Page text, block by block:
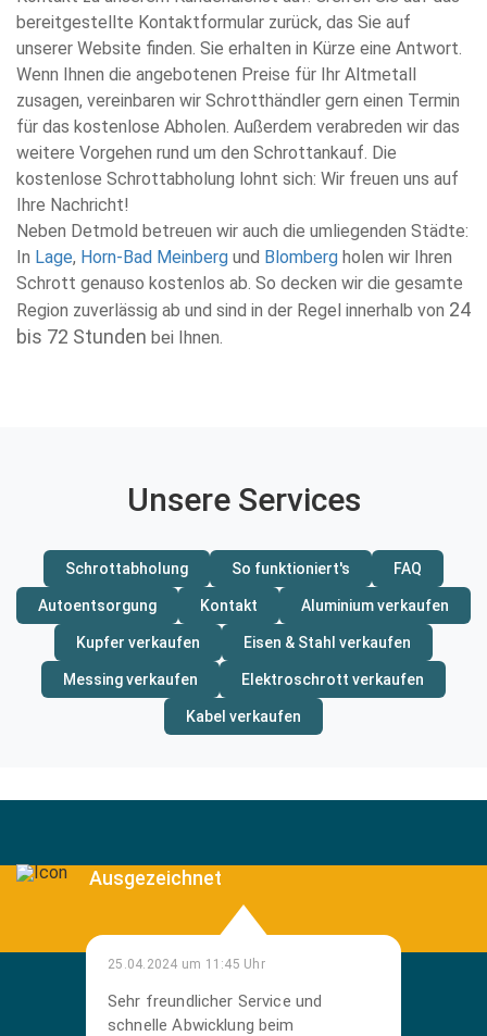
bereitgestellte Kontaktformular zurück, das Sie auf
unserer Website finden. Sie erhalten in Kürze eine Antwort.
Wenn Ihnen die angebotenen Preise für Ihr Altmetall
zusagen, vereinbaren wir Schrotthändler gern einen Termin
für das kostenlose Abholen. Außerdem verabreden wir das
weitere Vorgehen rund um den Schrottankauf. Die
kostenlose Schrottabholung lohnt sich: Wir freuen uns auf
Ihre Nachricht!
Neben Detmold betreuen wir auch die umliegenden Städte:
In Lage, Horn-Bad Meinberg und Blomberg holen wir Ihren
Schrott genauso kostenlos ab. So decken wir die gesamte
Region zuverlässig ab und sind in der Regel innerhalb von 24
bis 72 Stunden bei Ihnen.
Unsere Services
Schrottabholung So funktioniert's FAQ
Autoentsorgung Kontakt Aluminium verkaufen
Kupfer verkaufen Eisen & Stahl verkaufen
Messing verkaufen Elektroschrott verkaufen
Kabel verkaufen
Ausgezeichnet
25.04.2024 um 11:45 Uhr
Sehr freundlicher Service und
schnelle Abwicklung beim